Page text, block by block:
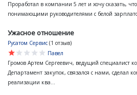
Проработал в компании 5 лет и хочу сказать,
понимающими руководителями с белой
Ужасное отношение
Русатом Сервис (1 отзыв)
star
star
star
star
star
Павел
Громов Артем Сергеевич, ведущий специалист
Департамент закупок, связался с нами, сделал
реализации ква...